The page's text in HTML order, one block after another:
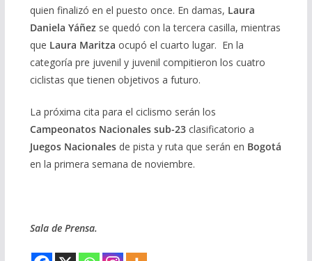
quien finalizó en el puesto once. En damas, Laura
Daniela Yáñezse quedó con la tercera casilla, mientras
que Laura Maritza ocupó el cuarto lugar. En la
categoría pre juvenil y juvenil compitieron los cuatro
ciclistas que tienen objetivos a futuro.
La próxima cita para el ciclismo serán los
Campeonatos Nacionales sub-23clasificatorio a
Juegos Nacionalesde pista y ruta que serán en Bogotá
en la primera semana de noviembre.
Sala de Prensa.